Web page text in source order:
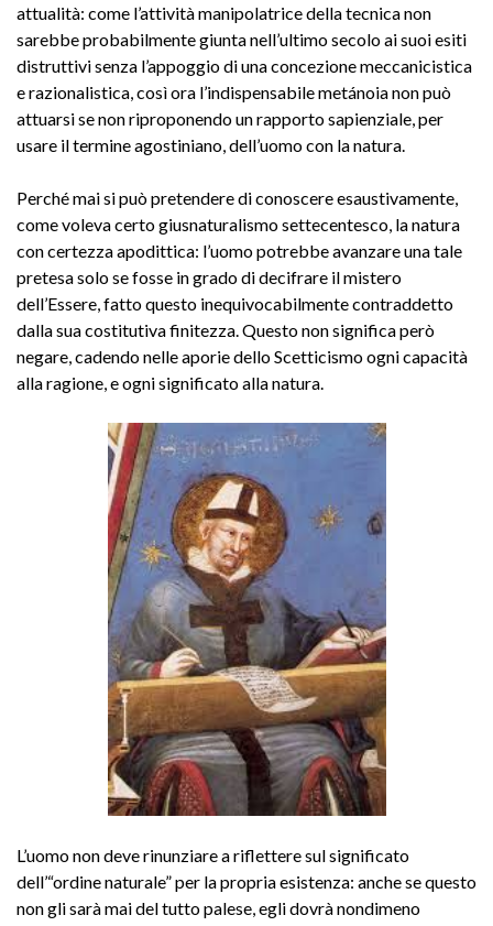
attualità: come l’attività manipolatrice della tecnica non
sarebbe probabilmente giunta nell’ultimo secolo ai suoi esiti
distruttivi senza l’appoggio di una concezione meccanicistica
e razionalistica, così ora l’indispensabile metánoia non può
attuarsi se non riproponendo un rapporto sapienziale, per
usare il termine agostiniano, dell’uomo con la natura.
Perché mai si può pretendere di conoscere esaustivamente,
come voleva certo giusnaturalismo settecentesco, la natura
con certezza apodittica: l’uomo potrebbe avanzare una tale
pretesa solo se fosse in grado di decifrare il mistero
dell’Essere, fatto questo inequivocabilmente contraddetto
dalla sua costitutiva finitezza. Questo non significa però
negare, cadendo nelle aporie dello Scetticismo ogni capacità
alla ragione, e ogni significato alla natura.
L’uomo non deve rinunziare a riflettere sul significato
dell’“ordine naturale” per la propria esistenza: anche se questo
non gli sarà mai del tutto palese, egli dovrà nondimeno